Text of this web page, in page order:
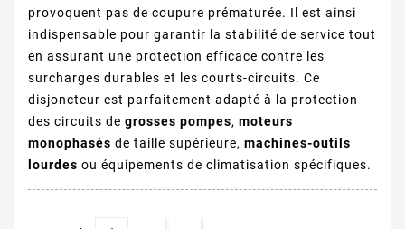
provoquent pas de coupure prématurée. Il est ainsi
indispensable pour garantir la stabilité de service tout
en assurant une protection efficace contre les
surcharges durables et les courts-circuits. Ce
disjoncteur est parfaitement adapté à la protection
des circuits de grosses pompes, moteurs
monophasés de taille supérieure, machines-outils
lourdes ou équipements de climatisation spécifiques.